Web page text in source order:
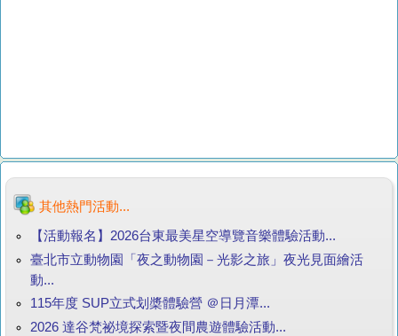
其他熱門活動...
【活動報名】2026台東最美星空導覽音樂體驗活動...
臺北市立動物園「夜之動物園－光影之旅」夜光見面繪活
動...
115年度 SUP立式划槳體驗營 ＠日月潭...
2026 達谷梵祕境探索暨夜間農遊體驗活動...